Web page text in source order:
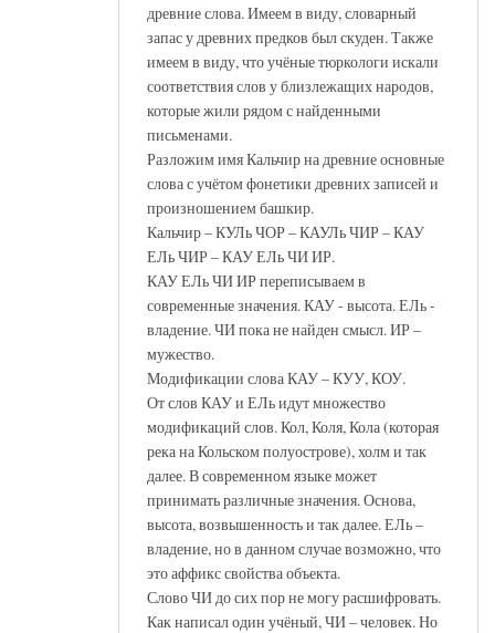
древние слова. Имеем в виду, словарный
запас у древних предков был скуден. Также
имеем в виду, что учёные тюркологи искали
соответствия слов у близлежащих народов,
которые жили рядом с найденными
письменами.
Разложим имя Кальчир на древние основные
слова с учётом фонетики древних записей и
произношением башкир.
Кальчир – КУЛь ЧОР – КАУЛь ЧИР – КАУ
ЕЛь ЧИР – КАУ ЕЛь ЧИ ИР.
КАУ ЕЛь ЧИ ИР переписываем в
современные значения. КАУ - высота. ЕЛь -
владение. ЧИ пока не найден смысл. ИР –
мужество.
Модификации слова КАУ – КУУ, КОУ.
От слов КАУ и ЕЛь идут множество
модификаций слов. Кол, Коля, Кола (которая
река на Кольском полуострове), холм и так
далее. В современном языке может
принимать различные значения. Основа,
высота, возвышенность и так далее. ЕЛь –
владение, но в данном случае возможно, что
это аффикс свойства объекта.
Слово ЧИ до сих пор не могу расшифровать.
Как написал один учёный, ЧИ – человек. Но